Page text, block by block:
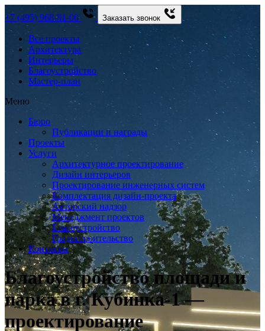
+7 (495) 968-81-00 Заказать звонок
Все проекты
Архитектура
Интерьеры
Благоустройство
Мастер-план
Меню
Бюро
Публикации и награды
Проекты
Услуги
Архитектурное проектирование
Дизайн интерьеров
Проектирование инженерных систем
Комплектация дизайн-проекта
Авторский надзор
Менеджмент проектов
Благоустройство
Градостроительство
Контакты
Благоустройство площади и
парка в г. Кубинка-1 —
проектирование